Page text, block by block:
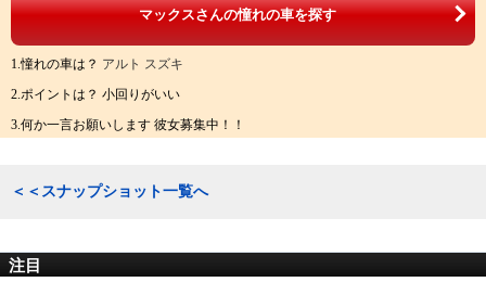
マックスさんの憧れの車を探す
1.憧れの車は？ アルト スズキ
2.ポイントは？ 小回りがいい
3.何か一言お願いします 彼女募集中！！
＜＜スナップショット一覧へ
注目